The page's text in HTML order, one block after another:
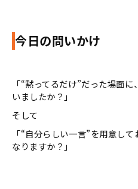
今日の問いかけ
「“黙ってるだけ”だった場面
いましたか？」
そして――
「“自分らしい一言”を用意し
なりますか？」